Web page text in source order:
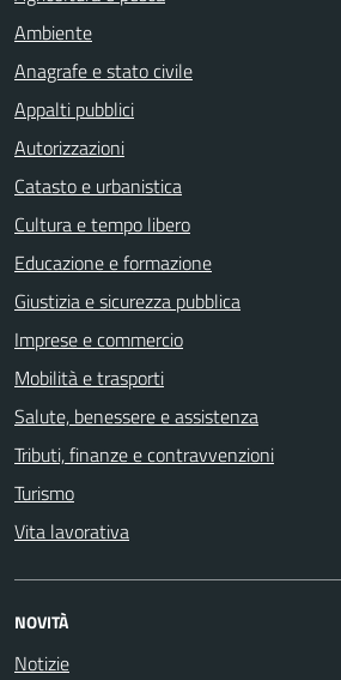
Ambiente
Anagrafe e stato civile
Appalti pubblici
Autorizzazioni
Catasto e urbanistica
Cultura e tempo libero
Educazione e formazione
Giustizia e sicurezza pubblica
Imprese e commercio
Mobilità e trasporti
Salute, benessere e assistenza
Tributi, finanze e contravvenzioni
Turismo
Vita lavorativa
NOVITÀ
Notizie